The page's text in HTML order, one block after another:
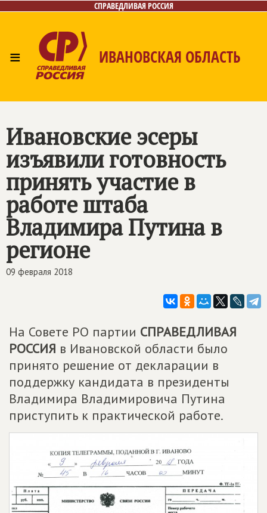
СПРАВЕДЛИВАЯ РОССИЯ
≡ ИВАНОВСКАЯ ОБЛАСТЬ
Ивановские эсеры
изъявили готовность
принять участие в
работе штаба
Владимира Путина в
регионе
09 февраля 2018
На Совете РО партии СПРАВЕДЛИВАЯ
РОССИЯ в Ивановской области было
принято решение от декларации в
поддержку кандидата в президенты
Владимира Владимировича Путина
приступить к практической работе.